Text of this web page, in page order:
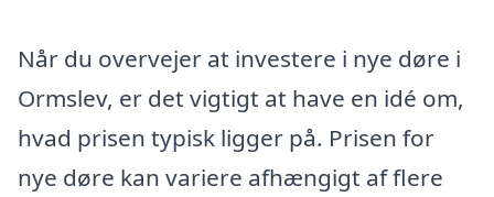
Når du overvejer at investere i nye døre i
Ormslev, er det vigtigt at have en idé om,
hvad prisen typisk ligger på. Prisen for
nye døre kan variere afhængigt af flere